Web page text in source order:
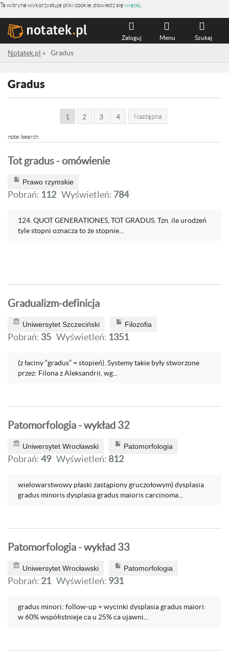
Ta witryna wykorzystuje pliki cookie, dowiedz sięwięcej
Szukaj
Menu
Zaloguj
Notatek.pl » Gradus
Gradus
1 2 3 4 Następna
note /search
Tot gradus - omówienie
Prawo rzymskie
Pobrań: 112 Wyświetleń: 784
124. QUOT GENERATIONES, TOT GRADUS. Tzn. ile urodzeń
tyle stopni oznacza to że stopnie...
Gradualizm-definicja
Uniwersytet Szczeciński Filozofia
Pobrań: 35 Wyświetleń: 1351
(z łaciny “gradus” = stopień). Systemy takie były stworzone
przez: Filona z Aleksandrii, wg...
Patomorfologia - wykład 32
Uniwersytet Wrocławski Patomorfologia
Pobrań:49 Wyświetleń: 812
wielowarstwowy płaski zastąpiony gruczołowym) dysplasia
gradus minoris dysplasia gradus maioris carcinoma...
Patomorfologia - wykład 33
Uniwersytet Wrocławski Patomorfologia
Pobrań: 21 Wyświetleń: 931
gradus minori: follow-up + wycinki dysplasia gradus maiori:
w 60% współistnieje ca u 25% ca ujawni...